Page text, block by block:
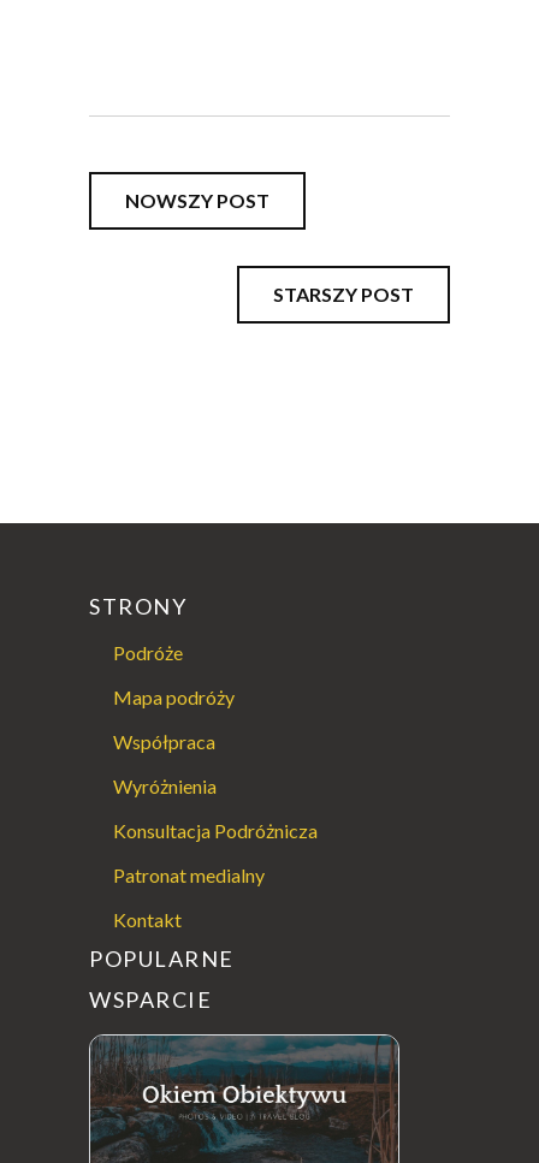
NOWSZY POST
STARSZY POST
STRONY
Podróże
Mapa podróży
Współpraca
Wyróżnienia
Konsultacja Podróżnicza
Patronat medialny
Kontakt
POPULARNE
WSPARCIE